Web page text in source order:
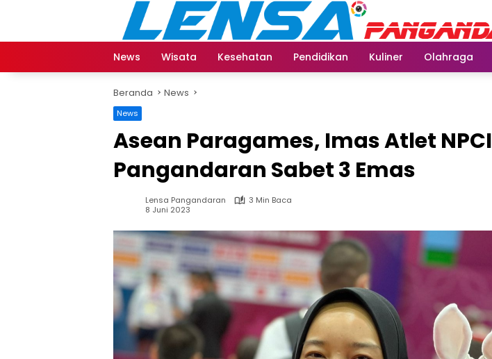
News
Wisata Kesehatan Pendidikan Kuliner Olahraga
Beranda News
News
Asean Paragames, Imas Atlet NPCI
Pangandaran Sabet 3 Emas
Lensa Pangandaran
3 Min Baca
8 Juni 2023